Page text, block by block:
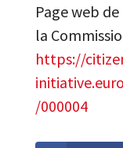
Page web
la
https://
/000004